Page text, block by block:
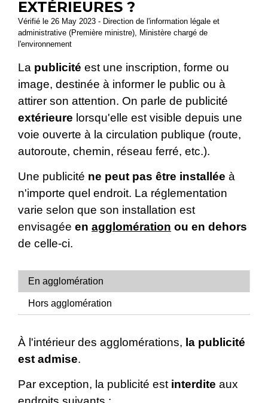
EXTÉRIEURES ?
Vérifié le 26 May 2023 - Direction de l'information légale et
administrative (Première ministre), Ministère chargé de
l'environnement
La publicité est une inscription, forme ou
image, destinée à informer le public ou à
attirer son attention. On parle de publicité
extérieure lorsqu'elle est visible depuis une
voie ouverte à la circulation publique (route,
autoroute, chemin, réseau ferré, etc.).
Une publicité ne peut pas être installée à
n'importe quel endroit. La réglementation
varie selon que son installation est
envisagée en agglomération ou en dehors
de celle-ci.
En agglomération
Hors agglomération
À l'intérieur des agglomérations, la publicité
est admise.
Par exception, la publicité est interdite aux